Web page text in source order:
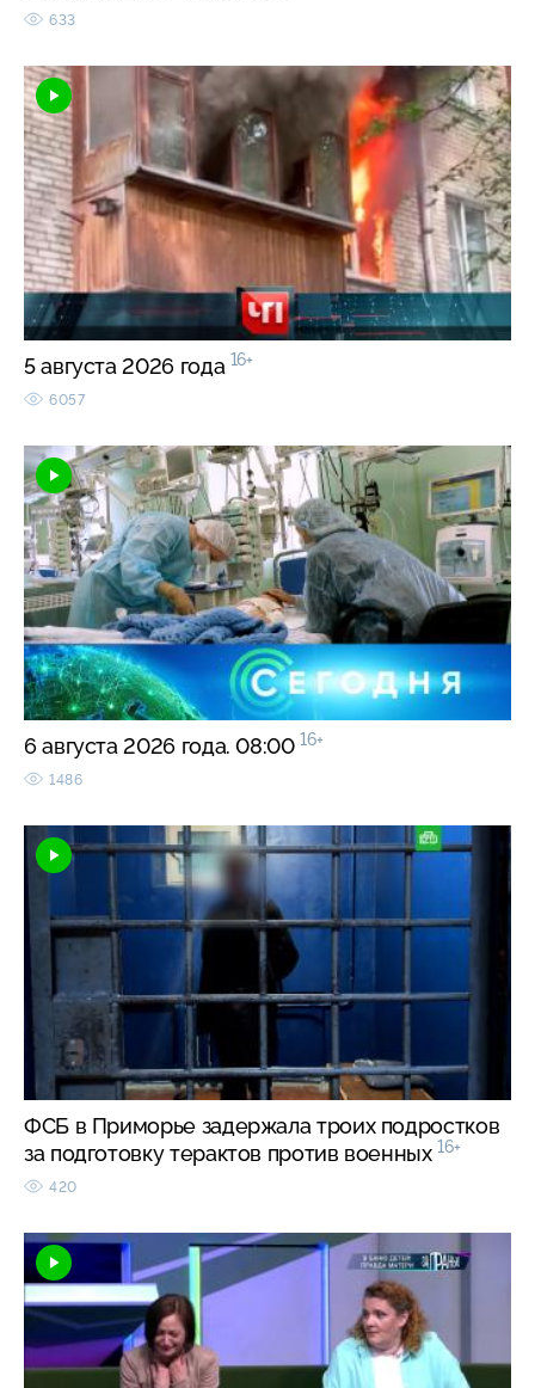
633
5 августа 2026 года 16+
6057
6 августа 2026 года. 08:00 16+
1486
ФСБ в Приморье задержала троих подростков
за подготовку терактов против военных 16+
420